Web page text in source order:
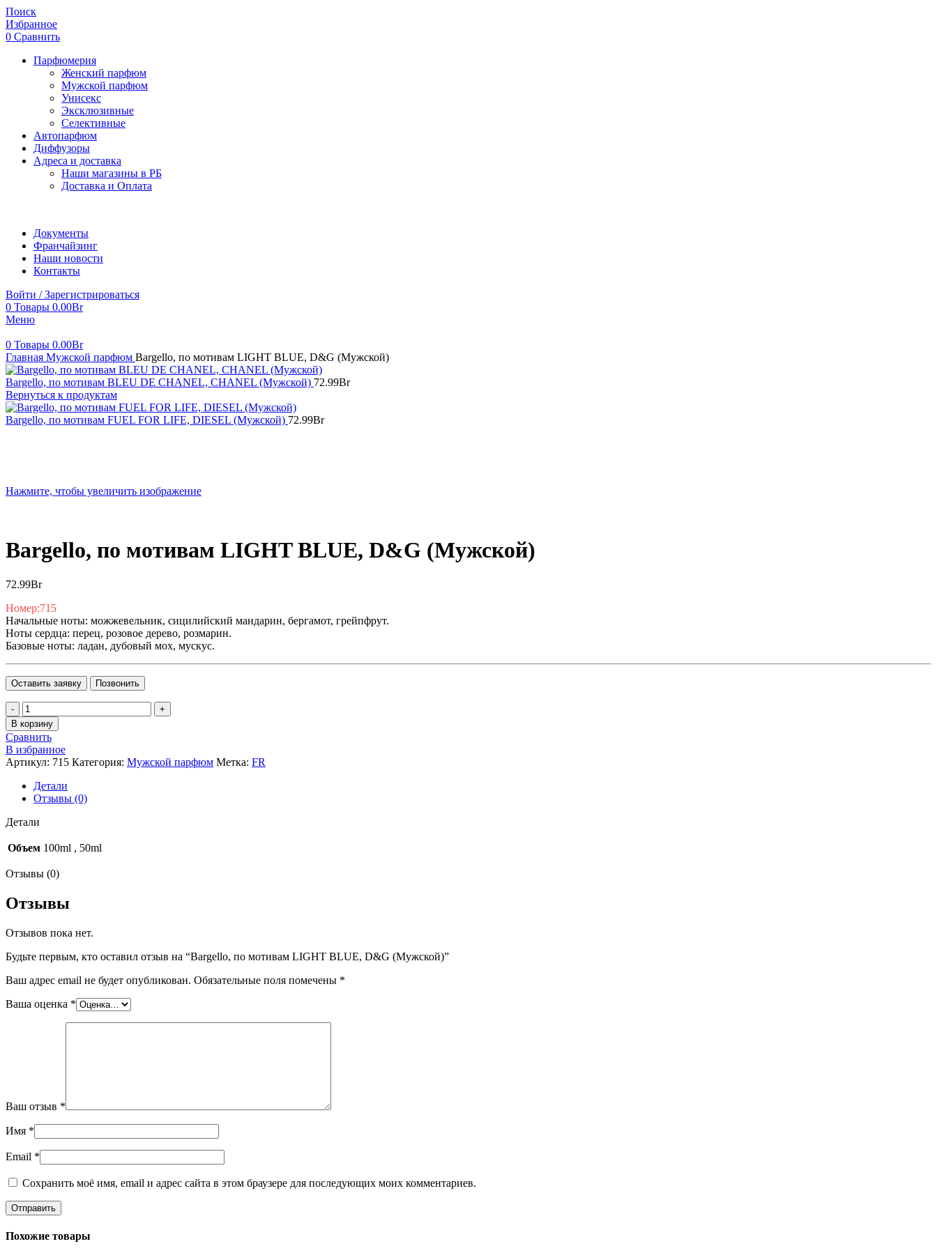
Поиск
Избранное
0 Сравнить
Парфюмерия
Женский парфюм
Мужской парфюм
Унисекс
Эксклюзивные
Селективные
Автопарфюм
Диффузоры
Адреса и доставка
Наши магазины в РБ
Доставка и Оплата
Документы
Франчайзинг
Наши новости
Контакты
Войти / Зарегистрироваться
0 Товары 0.00Br
Меню
0 Товары 0.00Br
Главная Мужской парфюм Bargello, по мотивам LIGHT BLUE, D&G (Мужской)
Bargello, по мотивам BLEU DE CHANEL, CHANEL (Мужской) 72.99Br
Вернуться к продуктам
Bargello, по мотивам FUEL FOR LIFE, DIESEL (Мужской) 72.99Br
Нажмите, чтобы увеличить изображение
Bargello, по мотивам LIGHT BLUE, D&G (Мужской)
72.99Br
Номер:715
Начальные ноты: можжевельник, сицилийский мандарин, бергамот, грейпфрут.
Ноты сердца: перец, розовое дерево, розмарин.
Базовые ноты: ладан, дубовый мох, мускус.
Оставить заявку Позвонить
Количество
товара
Bargello,
по
мотивам
LIGHT
BLUE,
D&G
(Мужской)
В корзину
Сравнить
В избранное
Артикул: 715 Категория: Мужской парфюм Метка: FR
Детали
Отзывы (0)
Детали
Объем 100ml , 50ml
Отзывы (0)
Отзывы
Отзывов пока нет.
Будьте первым, кто оставил отзыв на “Bargello, по мотивам LIGHT BLUE, D&G (Мужской)”
Ваш адрес email не будет опубликован. Обязательные поля помечены *
Ваша оценка *
Ваш отзыв *
Имя *
Email *
Сохранить моё имя, email и адрес сайта в этом браузере для последующих моих комментариев.
Похожие товары